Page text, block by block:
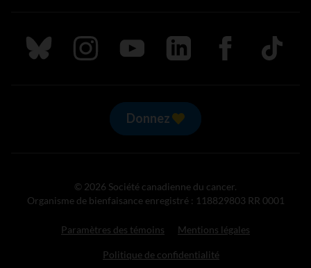
Suivez nous sur Bluesky
Suivez nous sur Instagram
Suivez nous sur Youtube
Suivez nous sur LinkedIn
Suivez nous sur
TikTok
Donnez
© 2026 Société canadienne du cancer.
Organisme de bienfaisance enregistré : 118829803 RR 0001
Paramètres des témoins Mentions légales
Politique de confidentialité